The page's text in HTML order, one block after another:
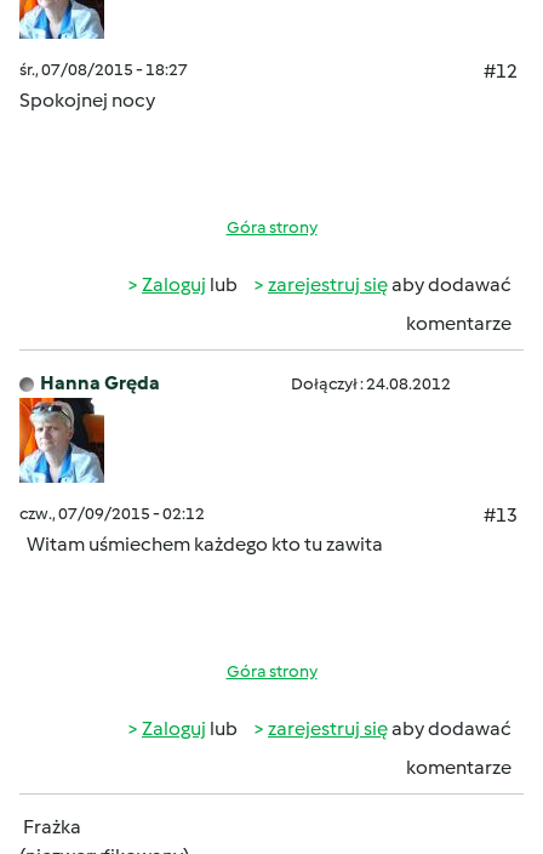
śr., 07/08/2015 - 18:27
#12
Spokojnej nocy
Góra strony
Zaloguj lub zarejestruj sięaby dodawać
komentarze
Hanna Gręda Dołączył : 24.08.2012
czw., 07/09/2015 - 02:12
#13
Witam uśmiechem każdego kto tu zawita
Góra strony
Zaloguj lub zarejestruj sięaby dodawać
komentarze
Frażka